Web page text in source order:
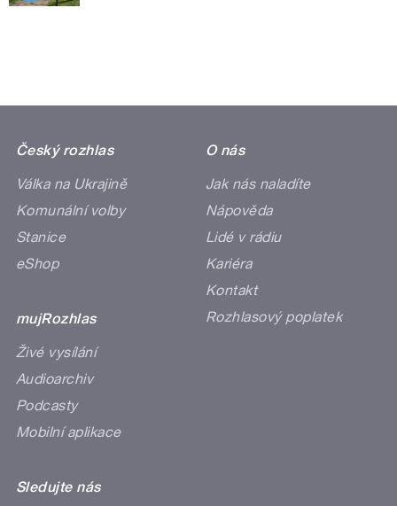
Český rozhlas
Válka na Ukrajině
Komunální volby
Stanice
eShop
mujRozhlas
Živé vysílání
Audioarchiv
Podcasty
Mobilní aplikace
O nás
Jak nás naladíte
Nápověda
Lidé v rádiu
Kariéra
Kontakt
Rozhlasový poplatek
Sledujte nás